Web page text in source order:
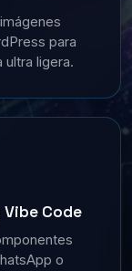
para
ligera.
Code
o